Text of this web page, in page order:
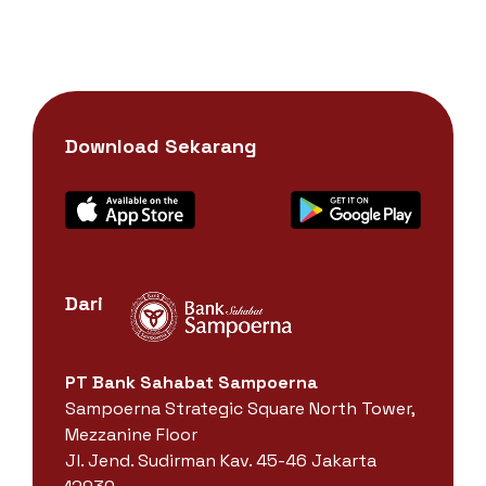
Download Sekarang
Dari
PT Bank Sahabat Sampoerna
Sampoerna Strategic Square North Tower,
Mezzanine Floor
Jl. Jend. Sudirman Kav. 45-46 Jakarta